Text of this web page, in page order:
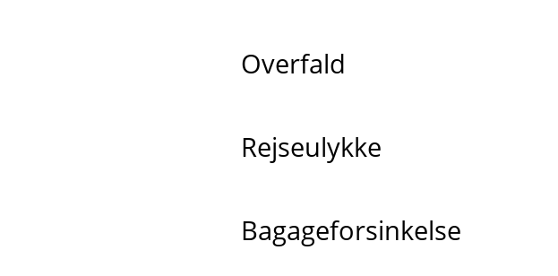
Overfald
Rejseulykke
Bagageforsinkelse